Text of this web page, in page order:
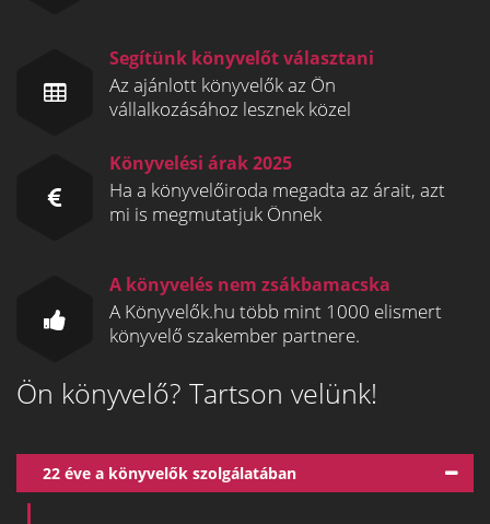
Segítünk könyvelőt választani
Az ajánlott könyvelők az Ön
vállalkozásához lesznek közel
Könyvelési árak 2025
Ha a könyvelőiroda megadta az árait, azt
mi is megmutatjuk Önnek
A könyvelés nem zsákbamacska
A Könyvelők.hu több mint 1000 elismert
könyvelő szakember partnere.
Ön könyvelő? Tartson velünk!
22 éve a könyvelők szolgálatában